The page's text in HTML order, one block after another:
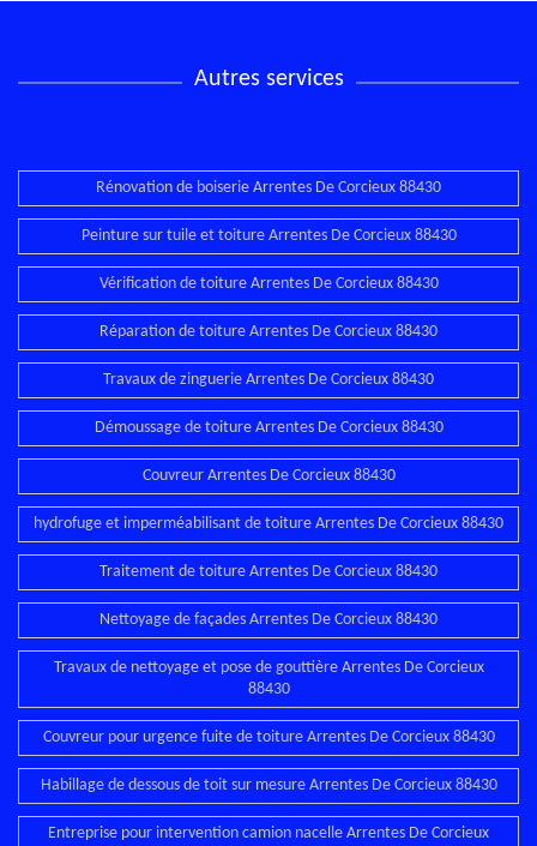
Autres services
Rénovation de boiserie Arrentes De Corcieux 88430
Peinture sur tuile et toiture Arrentes De Corcieux 88430
Vérification de toiture Arrentes De Corcieux 88430
Réparation de toiture Arrentes De Corcieux 88430
Travaux de zinguerie Arrentes De Corcieux 88430
Démoussage de toiture Arrentes De Corcieux 88430
Couvreur Arrentes De Corcieux 88430
hydrofuge et imperméabilisant de toiture Arrentes De Corcieux 88430
Traitement de toiture Arrentes De Corcieux 88430
Nettoyage de façades Arrentes De Corcieux 88430
Travaux de nettoyage et pose de gouttière Arrentes De Corcieux
88430
Couvreur pour urgence fuite de toiture Arrentes De Corcieux 88430
Habillage de dessous de toit sur mesure Arrentes De Corcieux 88430
Entreprise pour intervention camion nacelle Arrentes De Corcieux